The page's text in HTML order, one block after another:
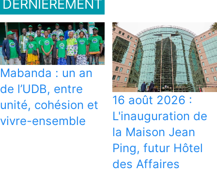
DERNIEREMENT
Mabanda : un an
de l’UDB, entre
unité, cohésion et
vivre-ensemble
16 août 2026 :
L'inauguration de
la Maison Jean
Ping, futur Hôtel
des Affaires